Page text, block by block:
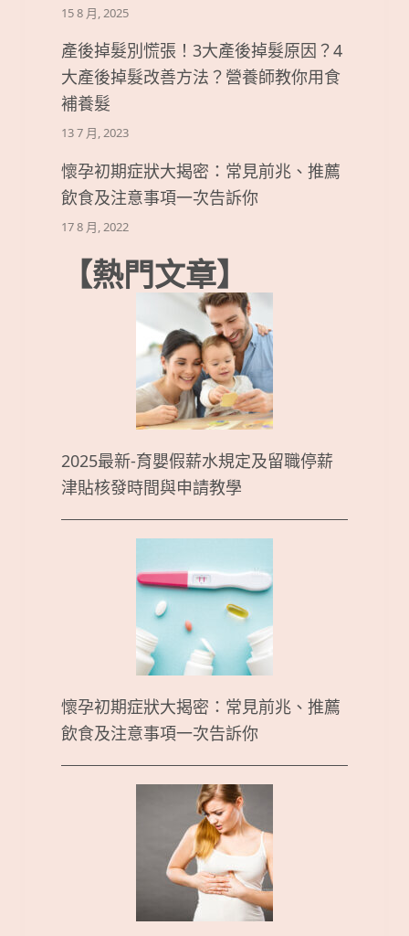
15 8 月, 2025
產後掉髮別慌張！3大產後掉髮原因？4
大產後掉髮改善方法？營養師教你用食
補養髮
13 7 月, 2023
懷孕初期症狀大揭密：常見前兆、推薦
飲食及注意事項一次告訴你
17 8 月, 2022
【熱門文章】
2025最新-育嬰假薪水規定及留職停薪
津貼核發時間與申請教學
懷孕初期症狀大揭密：常見前兆、推薦
飲食及注意事項一次告訴你